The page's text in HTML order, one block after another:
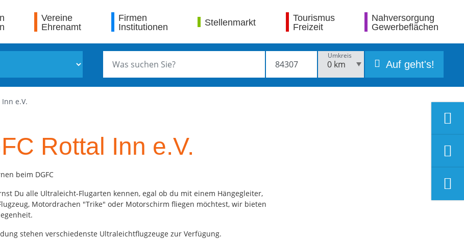
Vereine
Ehrenamt
Firmen
Institutionen
Stellenmarkt
Tourismus
Freizeit
Nahversorgung
Gewerbeflächen
Umkreis
Auf geht's!
Inn e.V.
Rottal Inn e.V.
beim DGFC
Du alle Ultraleicht-Flugarten kennen, egal ob du mit einem Hängegleiter,
Motordrachen "Trike" oder Motorschirm fliegen möchtest, wir bieten
stehen verschiedenste Ultraleichtflugzeuge zur Verfügung.